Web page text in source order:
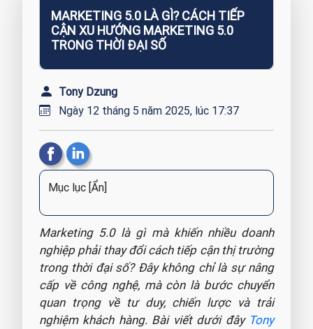
MARKETING 5.0 LÀ GÌ? CÁCH TIẾP
CẬN XU HƯỚNG MARKETING 5.0
TRONG THỜI ĐẠI SỐ
Tony Dzung
Ngày 12 tháng 5 năm 2025, lúc 17:37
Mục lục [Ẩn]
Marketing 5.0 là gì mà khiến nhiều doanh
nghiệp phải thay đổi cách tiếp cận thị trường
trong thời đại số? Đây không chỉ là sự nâng
cấp về công nghệ, mà còn là bước chuyển
quan trọng về tư duy, chiến lược và trải
nghiệm khách hàng. Bài viết dưới đây Tony